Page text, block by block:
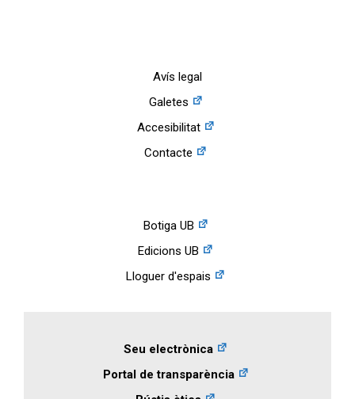
Avís legal
Galetes
Accesibilitat
Contacte
Botiga UB
Edicions UB
Lloguer d'espais
Seu electrònica
Portal de transparència